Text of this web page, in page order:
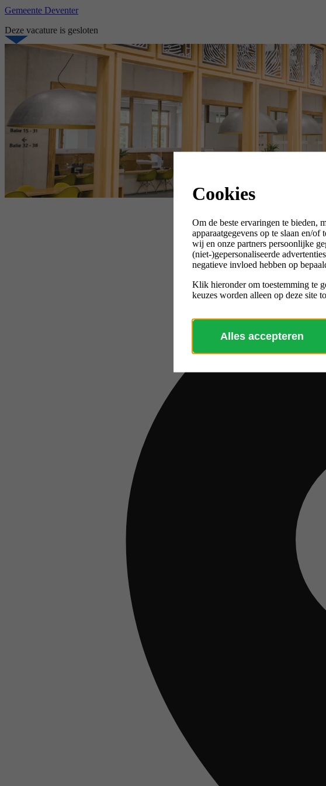
Gemeente Deventer
Deze vacature is gesloten
Cookies
Om de beste ervaringen te bieden,
apparaatgegevens op te slaan en/
wij en onze partners persoonlijke
(niet-)gepersonaliseerde
negatieve invloed hebben op
Klik hieronder om toestemming te
keuzes worden alleen op deze site
Alles accepteren